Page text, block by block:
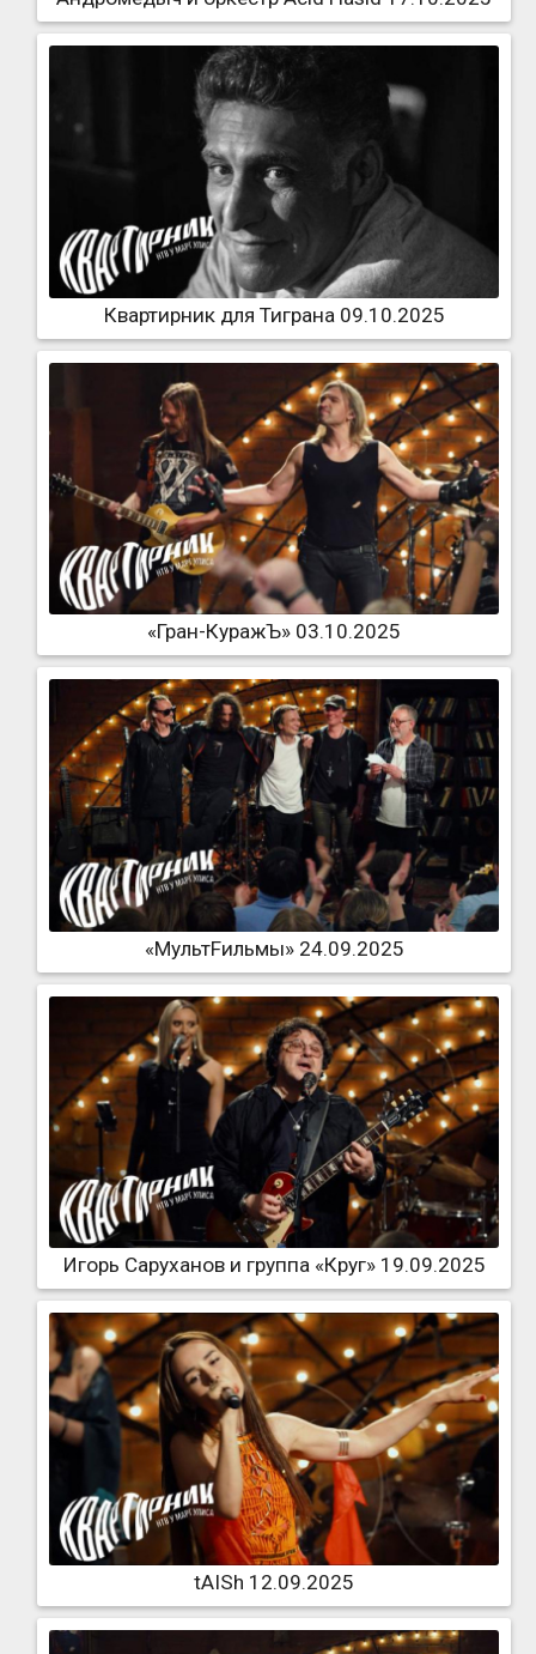
Квартирник для Тиграна 09.10.2025
«Гран-КуражЪ» 03.10.2025
«МультFильмы» 24.09.2025
Игорь Саруханов и группа «Круг» 19.09.2025
tAISh 12.09.2025